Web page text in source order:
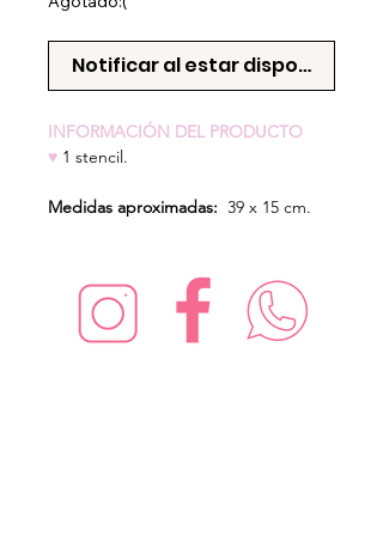
Notificar al estar disponible
INFORMACIÓN DEL PRODUCTO
♥ 1 stencil.
Medidas aproximadas: 39 x 15 cm.